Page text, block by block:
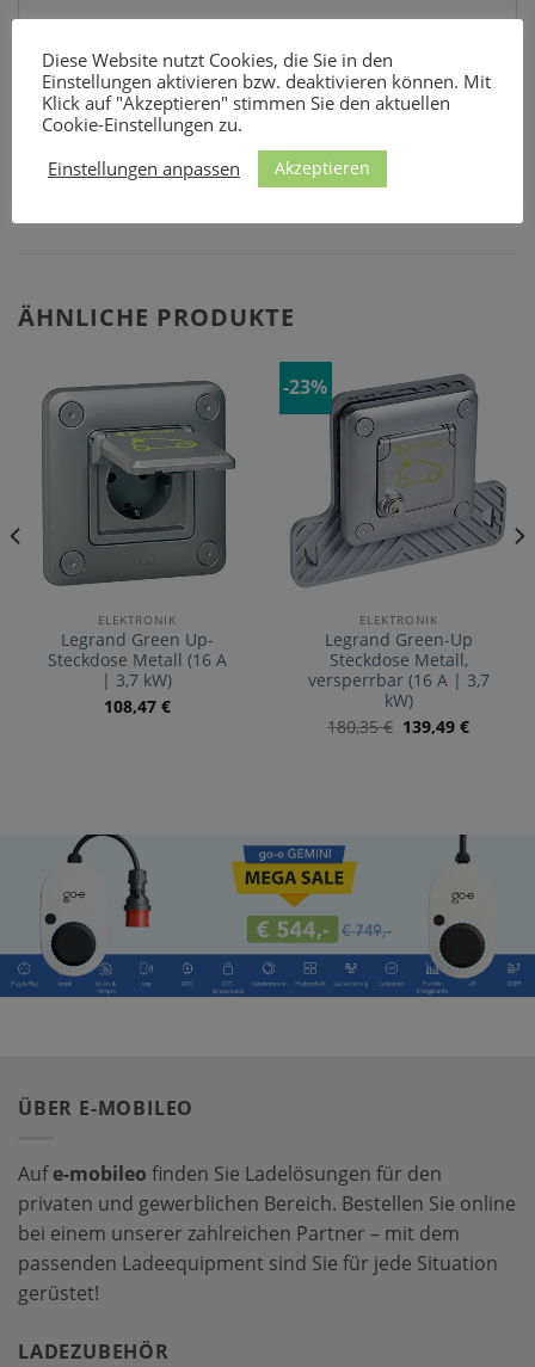
E-Mail*
ÄHNLICHE PRODUKTE
ELEKTRONIK
Legrand Green Up-
Steckdose Metall (16 A
| 3,7 kW)
108,47 €
-23%
ELEKTRONIK
Legrand Green-Up
Steckdose Metall,
versperrbar (16 A | 3,7
kW)
180,35€ 139,49€
ÜBER E-MOBILEO
Aufe-mobileo finden Sie Ladelösungen für den
privaten und gewerblichen Bereich. Bestellen Sie online
bei einem unserer zahlreichen Partner – mit dem
passenden Ladeequipment sind Sie für jede Situation
gerüstet!
LADEZUBEHÖR
Diese Website nutzt Cookies, die Sie in den
Einstellungen aktivieren bzw. deaktivieren können. Mit
Klick auf "Akzeptieren" stimmen Sie den aktuellen
Cookie-Einstellungen zu.
Einstellungen anpassen
Akzeptieren